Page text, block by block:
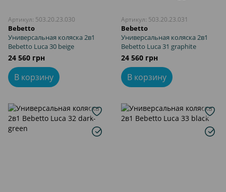
Артикул: 503.20.23.030
Bebetto
Универсальная коляска 2в1
Bebetto Luca 30 beige
24 560 грн
В корзину
Артикул: 503.20.23.031
Bebetto
Универсальная коляска 2в1
Bebetto Luca 31 graphite
24 560 грн
В корзину